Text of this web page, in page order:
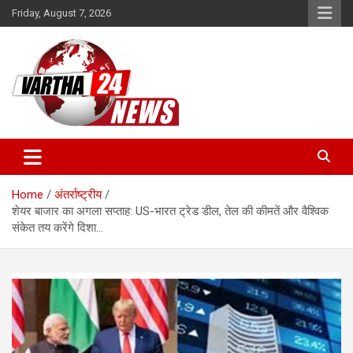
Skip
to
Friday, August 7, 2026
Vartha 24
Home
अंतर्राष्ट्रीय
शेयर बाजार का अगला सप्ताह: US-भारत ट्रेड डील, तेल की कीमतें और वैश्विक
संकेत तय करेंगे दिशा…